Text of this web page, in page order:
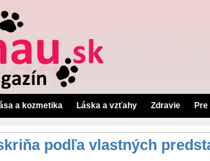
a kozmetika Láska a vzťahy Zdravie
podľa vlastných